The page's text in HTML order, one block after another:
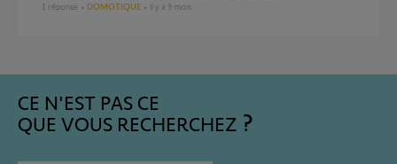
1 réponse DOMOTIQUE il y a 9 mois
CE N'EST PAS CE
QUE VOUS RECHERCHEZ